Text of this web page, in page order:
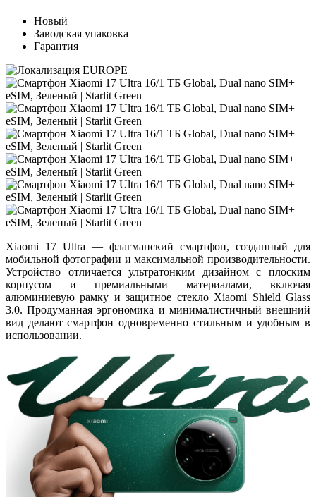
Новый
Заводская упаковка
Гарантия
Xiaomi 17 Ultra — флагманский смартфон, созданный для
мобильной фотографии и максимальной производительности.
Устройство отличается ультратонким дизайном с плоским
корпусом и премиальными материалами, включая
алюминиевую рамку и защитное стекло Xiaomi Shield Glass
3.0. Продуманная эргономика и минималистичный внешний
вид делают смартфон одновременно стильным и удобным в
использовании.